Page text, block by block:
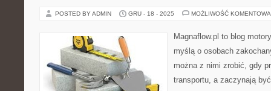
POSTED BY ADMIN GRU - 18 - 2025 MOŻLIWOŚĆ
Magnaflow.pl to blog
myślą o osobach
można z nimi zrobić, gdy
transportu, a zaczynają